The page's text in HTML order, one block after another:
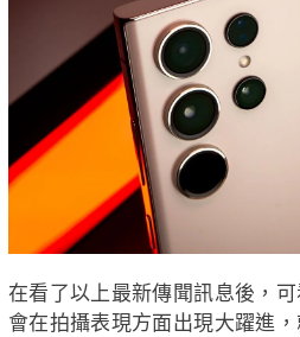
在看了以上最新傳聞訊息後，
會在拍攝表現方面出現大躍進